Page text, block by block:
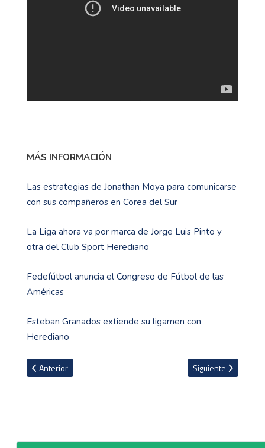
MÁS INFORMACIÓN
Las estrategias de Jonathan Moya para comunicarse
con sus compañeros en Corea del Sur
La Liga ahora va por marca de Jorge Luis Pinto y
otra del Club Sport Herediano
Fedefútbol anuncia el Congreso de Fútbol de las
Américas
Esteban Granados extiende su ligamen con
Herediano
Artículo anterior: AUDIO: Andrés Carevic es anunciado por
Anterior Artículo siguiente:
Siguiente